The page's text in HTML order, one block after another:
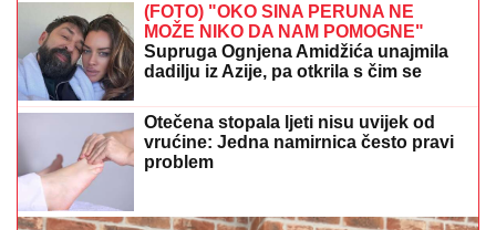
(FOTO) "OKO SINA PERUNA NE
MOŽE NIKO DA NAM POMOGNE"
Supruga Ognjena Amidžića unajmila
dadilju iz Azije, pa otkrila s čim se
Otečena stopala ljeti nisu uvijek od
vrućine: Jedna namirnica često pravi
problem